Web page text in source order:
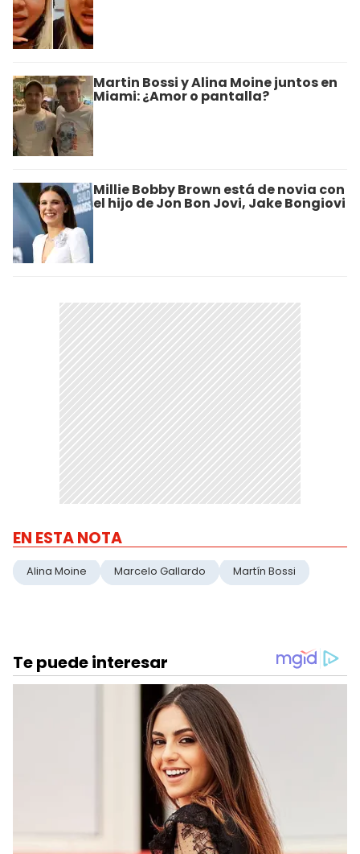
Martin Bossi y Alina Moine juntos en
Miami: ¿Amor o pantalla?
Millie Bobby Brown está de novia con
el hijo de Jon Bon Jovi, Jake Bongiovi
EN ESTA NOTA
Alina Moine Marcelo Gallardo Martín Bossi